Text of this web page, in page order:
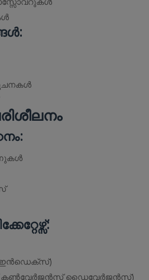
ഇൻഡെക്സ്)
കൺവേർജൻസ് ഡൈവേർജൻസ്)